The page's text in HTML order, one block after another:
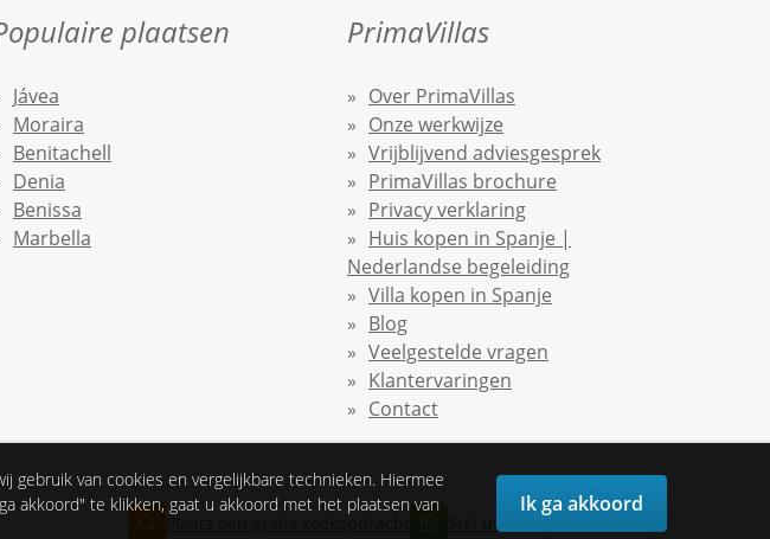
gebruik van cookies en vergelijkbare technieken. Hiermee
akkoord" te klikken, gaat u akkoord met het plaatsen van
Ik ga akkoord
plaatsen
Jávea
Moraira
Benitachell
Denia
Benissa
Marbella
PrimaVillas
Over PrimaVillas
Onze werkwijze
Vrijblijvend adviesgesprek
PrimaVillas brochure
Privacy verklaring
Huis kopen in Spanje |
Nederlandse begeleiding
Villa kopen in Spanje
Blog
Veelgestelde vragen
Klantervaringen
Contact
Stel uw vraag via Whatsapp